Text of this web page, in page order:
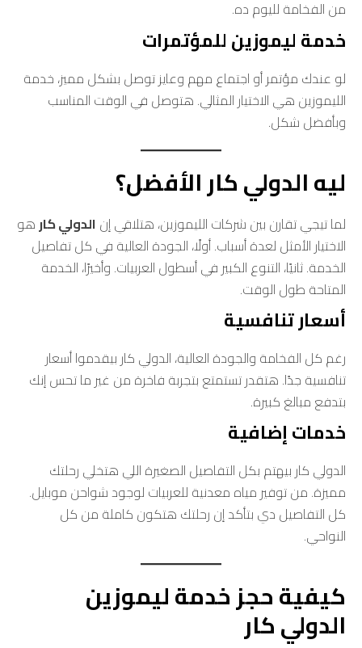
من الفخامة لليوم ده.
خدمة ليموزين للمؤتمرات
لو عندك مؤتمر أو اجتماع مهم وعايز توصل بشكل مميز، خدمة
الليموزين هي الاختيار المثالي. هتوصل في الوقت المناسب
وبأفضل شكل.
ليه الدولي كار الأفضل؟
لما تيجي تقارن بين شركات الليموزين، هتلاقي إن الدولي كار هو
الاختيار الأمثل لعدة أسباب. أولًا، الجودة العالية في كل تفاصيل
الخدمة. ثانيًا، التنوع الكبير في أسطول العربيات. وأخيرًا، الخدمة
المتاحة طول الوقت.
أسعار تنافسية
رغم كل الفخامة والجودة العالية، الدولي كار بيقدموا أسعار
تنافسية جدًا. هتقدر تستمتع بتجربة فاخرة من غير ما تحس إنك
بتدفع مبالغ كبيرة.
خدمات إضافية
الدولي كار بيهتم بكل التفاصيل الصغيرة اللي هتخلي رحلتك
مميزة. من توفير مياه معدنية للعربيات لوجود شواحن موبايل.
كل التفاصيل دي بتأكد إن رحلتك هتكون كاملة من كل
النواحي.
كيفية حجز خدمة ليموزين
الدولي كار